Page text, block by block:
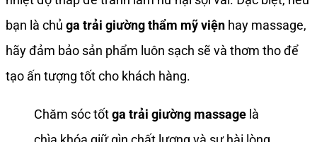
bạn là chủ ga trải giường thẩm mỹ viện hay massage,
hãy đảm bảo sản phẩm luôn sạch sẽ và thơm tho để
tạo ấn tượng tốt cho khách hàng.
Chăm sóc tốtga trải giường massage là